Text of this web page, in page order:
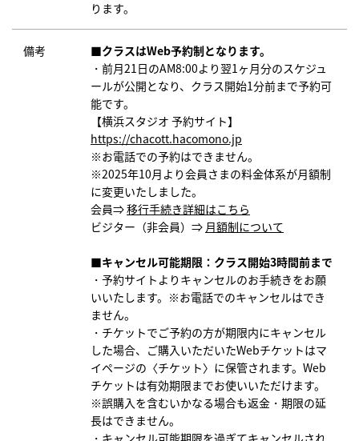
ります。
備考
■クラスはWeb予約制となります。
・前月21日のAM8:00より翌1ヶ月分のスケジュ
ールが公開となり、クラス開始1分前まで予約可
能です。
【横浜スタジオ 予約サイト】
https://chacott.hacomono.jp
※お電話での予約はできません。
※2025年10月より会員さまの料金体系が月額制
に変更いたしました。
会員⇒移行手続き詳細はこちら
ビジター（非会員）⇒ 月額制について
■キャンセル可能期限：クラス開始3時間前まで
・予約サイトよりキャンセルのお手続きをお願
いいたします。 ※お電話でのキャンセルはでき
ません。
・チケットでご予約の方が期限内にキャンセル
した場合、ご購入いただいたWebチケットはマ
イページの〈チケット〉に保管されます。Web
チケットは有効期限までお使いいただけます。
※誤購入を含むいかなる場合も返金・期限の延
長はできません。